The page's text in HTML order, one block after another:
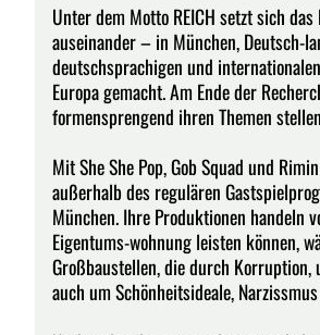
Unter dem Motto REICH setzt sich
auseinander – in München, Deutsch-
deutschsprachigen und
Europa gemacht. Am Ende der
formensprengend ihren Themen
Mit She She Pop, Gob Squad und
außerhalb des regulären
München. Ihre Produktionen handeln
Eigentums-wohnung leisten können,
Großbaustellen, die durch
auch um Schönheitsideale,